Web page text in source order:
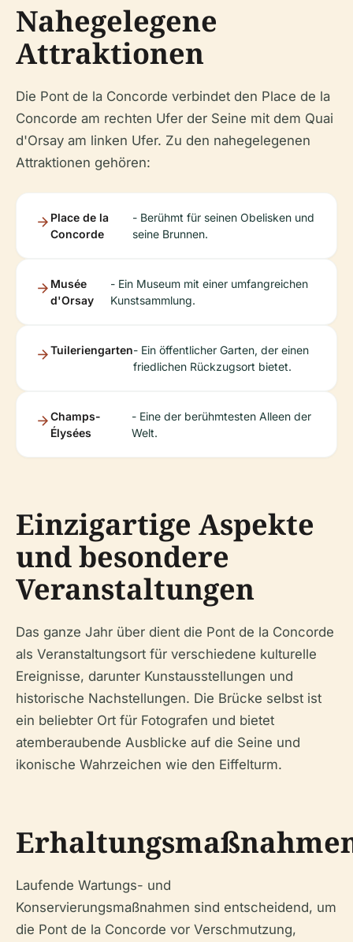
Nahegelegene
Attraktionen
Die Pont de la Concorde verbindet den Place de la
Concorde am rechten Ufer der Seine mit dem Quai
d'Orsay am linken Ufer. Zu den nahegelegenen
Attraktionen gehören:
Place de la
Concorde
- Berühmt für seinen Obelisken und
seine Brunnen.
Musée
d'Orsay
- Ein Museum mit einer umfangreichen
Kunstsammlung.
Tuileriengarten- Ein öffentlicher Garten, der einen
friedlichen Rückzugsort bietet.
Champs-
Élysées
- Eine der berühmtesten Alleen der
Welt.
Einzigartige Aspekte
und besondere
Veranstaltungen
Das ganze Jahr über dient die Pont de la Concorde
als Veranstaltungsort für verschiedene kulturelle
Ereignisse, darunter Kunstausstellungen und
historische Nachstellungen. Die Brücke selbst ist
ein beliebter Ort für Fotografen und bietet
atemberaubende Ausblicke auf die Seine und
ikonische Wahrzeichen wie den Eiffelturm.
Laufende Wartungs- und
Konservierungsmaßnahmen sind entscheidend, um
die Pont de la Concorde vor Verschmutzung,